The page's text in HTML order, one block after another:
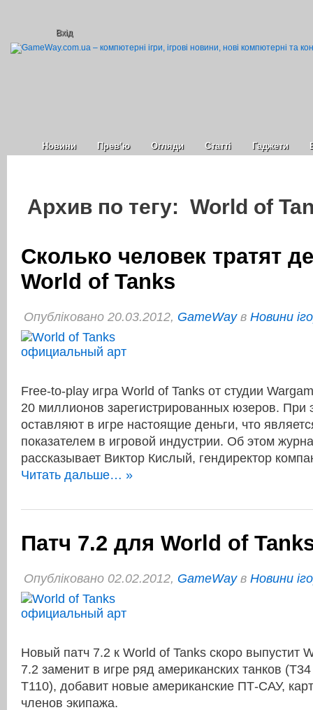
Вхід
Новини Прев’ю Огляди Статті Гаджети
Архив по тегу: World of
Сколько человек тратят
World of Tanks
Опубліковано 20.03.2012, GameWayв Новини
Free-to-play игра World of Tanks от студии
20 миллионов зарегистрированных юзеров. При
оставляют в игре настоящие деньги, что
показателем в игровой индустрии. Об этом
рассказывает Виктор Кислый, гендиректор
Читать дальше… »
Патч 7.2 для World of
Опубліковано 02.02.2012, GameWayв Новини
Новый патч 7.2 к World of Tanks скоро выпустит
7.2 заменит в игре ряд американских танков
Т110), добавит новые американские ПТ-САУ,
членов экипажа.